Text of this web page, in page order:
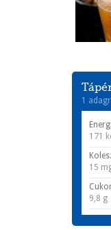
1
171
15
9,8 g